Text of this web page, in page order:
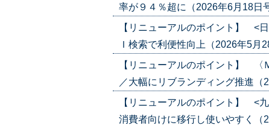
率が９４％超に（2026年6月18日
【リニューアルのポイント】 <
Ｉ検索で利便性向上（2026年5月
【リニューアルのポイント】
／大幅にリブランディング推進
【リニューアルのポイント】 <
消費者向けに移行し使いやすく（